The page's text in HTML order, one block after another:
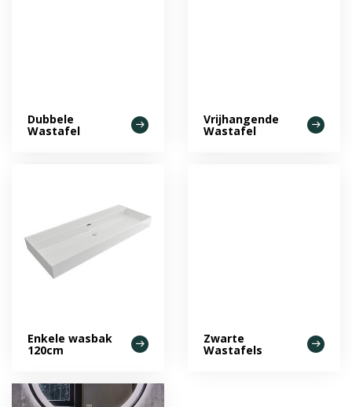
Dubbele
Wastafel
Vrijhangende
Wastafel
Enkele wasbak
120cm
Zwarte
Wastafels